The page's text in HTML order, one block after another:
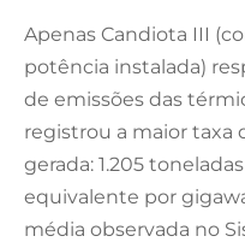
Apenas Candiota III
potência instalada)
de emissões das
registrou a maior taxa
gerada: 1.205
equivalente por
média observada no